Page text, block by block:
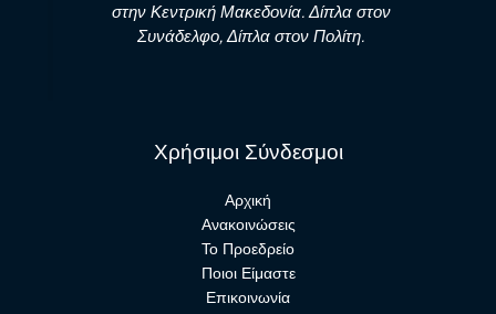
στην Κεντρική Μακεδονία. Δίπλα στον
Συνάδελφο, Δίπλα στον Πολίτη.
Χρήσιμοι Σύνδεσμοι
Αρχική
Ανακοινώσεις
Το Προεδρείο
Ποιοι Είμαστε
Επικοινωνία